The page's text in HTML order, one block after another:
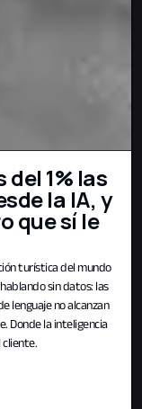
1% las
la IA, y
que sí le
turística del mundo
sin datos: las
lenguaje no alcanzan
Donde la inteligencia
cliente.